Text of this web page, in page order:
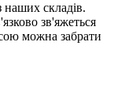
складів.
зв'яжеться
можна забрати